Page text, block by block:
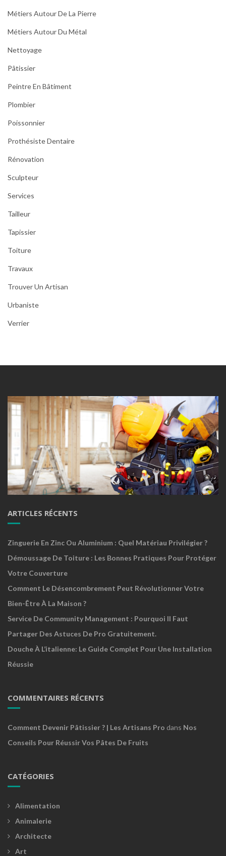
Métiers Autour De La Pierre
Métiers Autour Du Métal
Nettoyage
Pâtissier
Peintre En Bâtiment
Plombier
Poissonnier
Prothésiste Dentaire
Rénovation
Sculpteur
Services
Tailleur
Tapissier
Toiture
Travaux
Trouver Un Artisan
Urbaniste
Verrier
ARTICLES RÉCENTS
Zinguerie En Zinc Ou Aluminium : Quel Matériau Privilégier ?
Démoussage De Toiture : Les Bonnes Pratiques Pour Protéger
Votre Couverture
Comment Le Désencombrement Peut Révolutionner Votre
Bien-Être À La Maison ?
Service De Community Management : Pourquoi Il Faut
Partager Des Astuces De Pro Gratuitement.
Douche À L’italienne: Le Guide Complet Pour Une Installation
Réussie
COMMENTAIRES RÉCENTS
Comment Devenir Pâtissier ? | Les Artisans Pro dans Nos
Conseils Pour Réussir Vos Pâtes De Fruits
CATÉGORIES
Alimentation
Animalerie
Architecte
Art